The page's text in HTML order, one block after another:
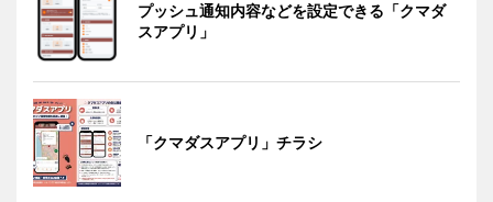
プッシュ通知内容などを設定できる「クマダ
スアプリ」
「クマダスアプリ」チラシ